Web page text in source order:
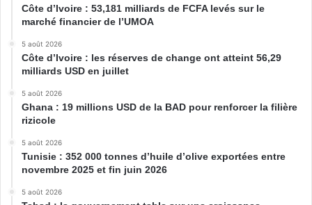
Côte d’Ivoire : 53,181 milliards de FCFA levés sur le
marché financier de l’UMOA
5 août 2026
Côte d’Ivoire : les réserves de change ont atteint 56,29
milliards USD en juillet
5 août 2026
Ghana : 19 millions USD de la BAD pour renforcer la filière
rizicole
5 août 2026
Tunisie : 352 000 tonnes d’huile d’olive exportées entre
novembre 2025 et fin juin 2026
5 août 2026